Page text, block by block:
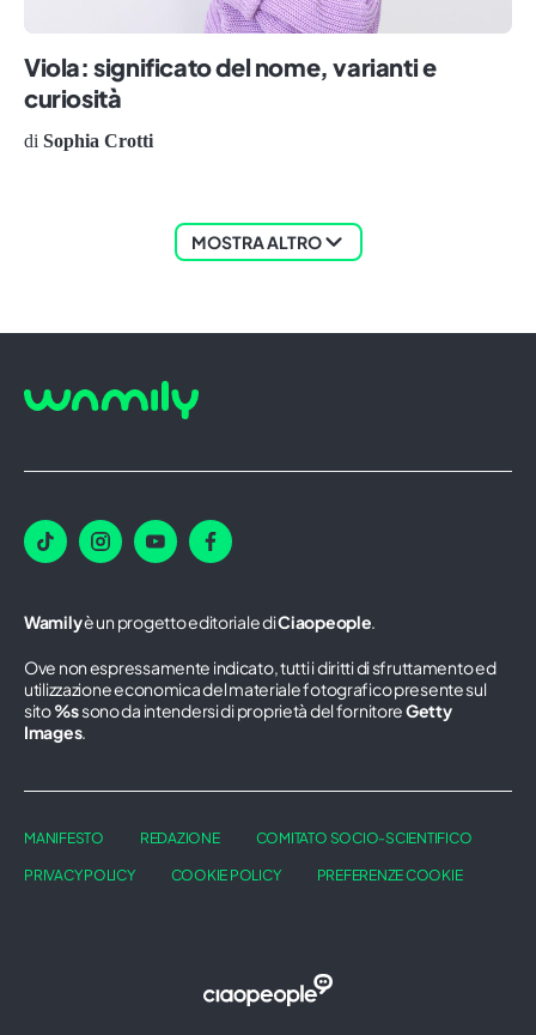
Viola: significato del nome, varianti e
curiosità
di Sophia Crotti
MOSTRA ALTRO
Wamilyè un progetto editoriale diCiaopeople
Ove non espressamente indicato, tutti i diritti di sfruttamento ed
utilizzazione economica del materiale fotografico presente sul
sito%ssono da intendersi di proprietà del fornitoreGetty
Images.
MANIFESTO REDAZIONE COMITATO SOCIO-SCIENTIFICO
PRIVACY POLICY COOKIE POLICY PREFERENZE COOKIE